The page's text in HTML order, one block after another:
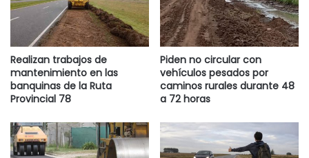
Realizan trabajos de
mantenimiento en las
banquinas de la Ruta
Provincial 78
Piden no circular con
vehículos pesados por
caminos rurales durante 48
a 72 horas